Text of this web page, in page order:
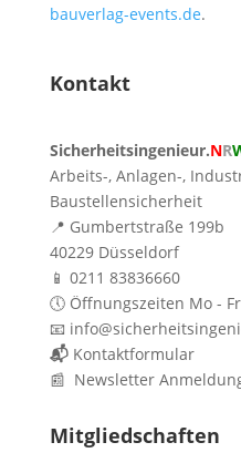
bauverlag-events.de.
Kontakt
Sicherheitsingenieur.NR
Arbeits-, Anlagen-,
Baustellensicherheit
📍 Gumbertstraße 199b
40229 Düsseldorf
📱 0211 83836660
🕔 Öffnungszeiten Mo -
📧
📬 Kontaktformular
📰 Newsletter
Mitgliedschaften